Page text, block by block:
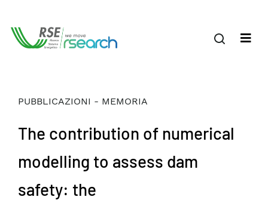
PUBBLICAZIONI - MEMORIA
The contribution of numerical
modelling to assess dam
safety: the